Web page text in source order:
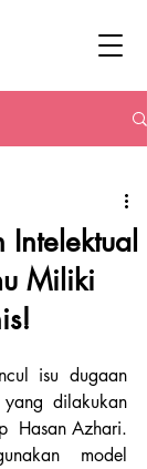
Miliki
isu dugaan
dilakukan
Hasan Azhari.
model